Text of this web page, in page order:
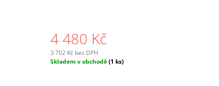
4 480 Kč
3 702 Kč bez DPH
Měrná
Skladem v obchodě(1 ks)